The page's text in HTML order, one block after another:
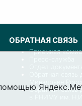
ОБРАТНАЯ СВЯЗЬ
Приемная
Отдел
Обратная
Минздраве
Обратная